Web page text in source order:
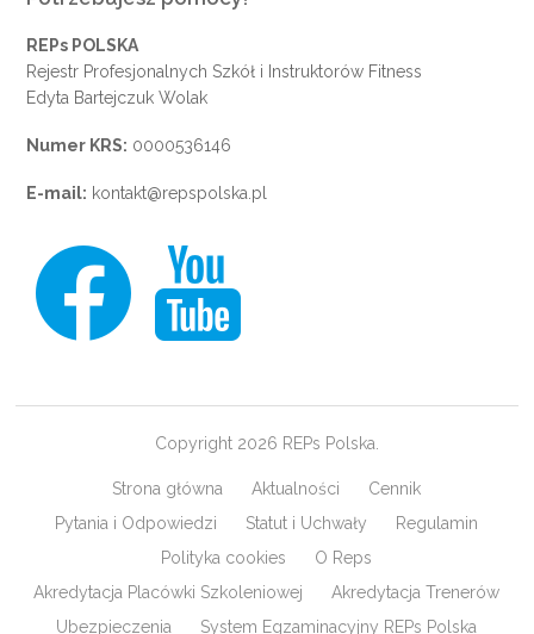
REPs POLSKA
Rejestr Profesjonalnych Szkół i Instruktorów Fitness
Edyta Bartejczuk Wolak
Numer KRS: 0000536146
E-mail: kontakt@repspolska.pl
Copyright 2026 REPs Polska.
Strona główna Aktualności
Cennik
Pytania i Odpowiedzi
Statut i Uchwały
Regulamin
Polityka cookies
O Reps
Akredytacja Placówki Szkoleniowej
Akredytacja Trenerów
Ubezpieczenia
System Egzaminacyjny REPs Polska